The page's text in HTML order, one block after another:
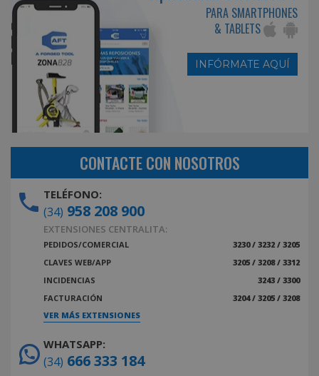
PARA SMARTPHONES
& TABLETS
INFÓRMATE AQUÍ
CONTACTE CON NOSOTROS
TELÉFONO:
(34) 958 208 900
EXTENSIONES CENTRALITA:
PEDIDOS/COMERCIAL
3230 / 3232 / 3205
CLAVES WEB/APP
3205 / 3208 / 3312
INCIDENCIAS
3243 / 3300
FACTURACIÓN
3204 / 3205 / 3208
VER MÁS EXTENSIONES
WHATSAPP:
(34) 666 333 184